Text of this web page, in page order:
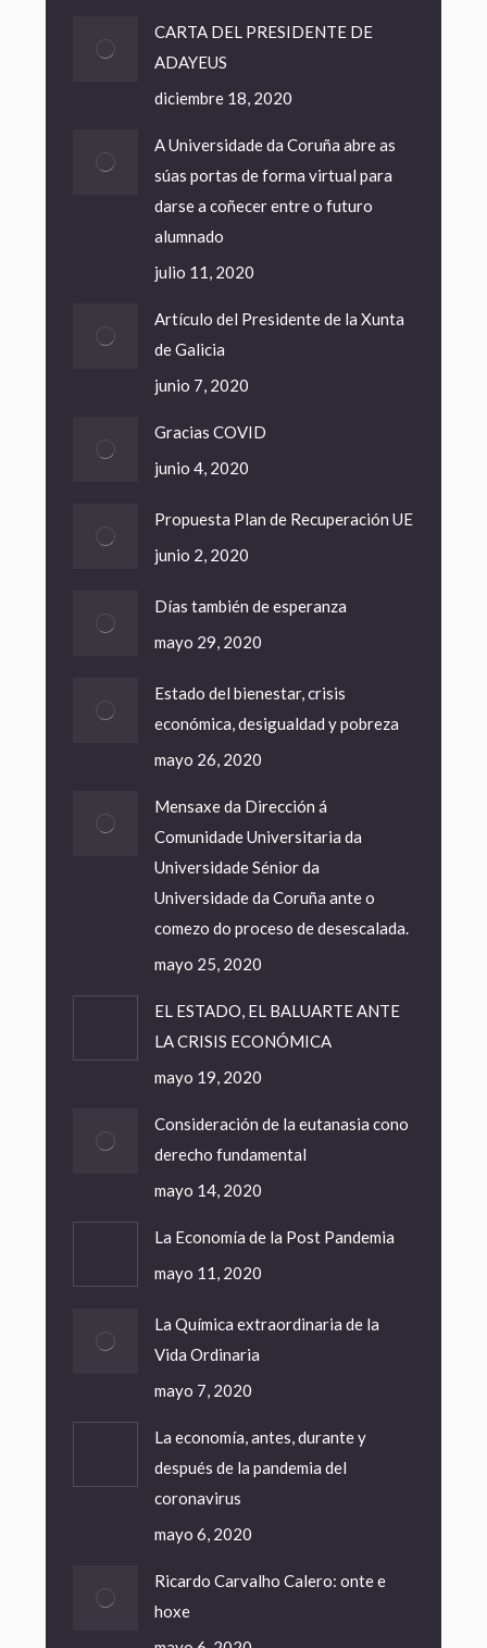
CARTA DEL PRESIDENTE DE
ADAYEUS
diciembre 18, 2020
A Universidade da Coruña abre as
súas portas de forma virtual para
darse a coñecer entre o futuro
alumnado
julio 11, 2020
Artículo del Presidente de la Xunta
de Galicia
junio 7, 2020
Gracias COVID
junio 4, 2020
Propuesta Plan de Recuperación UE
junio 2, 2020
Días también de esperanza
mayo 29, 2020
Estado del bienestar, crisis
económica, desigualdad y pobreza
mayo 26, 2020
Mensaxe da Dirección á
Comunidade Universitaria da
Universidade Sénior da
Universidade da Coruña ante o
comezo do proceso de desescalada.
mayo 25, 2020
EL ESTADO, EL BALUARTE ANTE
LA CRISIS ECONÓMICA
mayo 19, 2020
Consideración de la eutanasia cono
derecho fundamental
mayo 14, 2020
La Economía de la Post Pandemia
mayo 11, 2020
La Química extraordinaria de la
Vida Ordinaria
mayo 7, 2020
La economía, antes, durante y
después de la pandemia del
coronavirus
mayo 6, 2020
Ricardo Carvalho Calero: onte e
hoxe